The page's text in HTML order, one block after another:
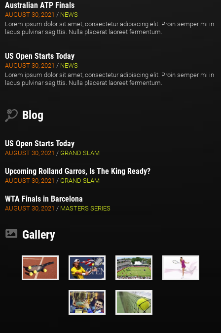
Australian ATP Finals
AUGUST 30, 2021 / NEWS
Lorem ipsum dolor sit amet, consectetur adipiscing elit. Proin semper mi in
lacus pulvinar sagittis. Nulla placerat laoreet fermentum.
US Open Starts Today
AUGUST 30, 2021 / NEWS
Lorem ipsum dolor sit amet, consectetur adipiscing elit. Proin semper mi in
lacus pulvinar sagittis. Nulla placerat laoreet fermentum.
Blog
US Open Starts Today
AUGUST 30, 2021 / GRAND SLAM
Upcoming Rolland Garros, Is The King Ready?
AUGUST 30, 2021 / GRAND SLAM
WTA Finals in Barcelona
AUGUST 30, 2021 / MASTERS SERIES
Gallery